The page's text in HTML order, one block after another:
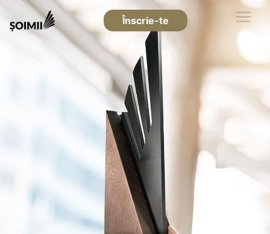
Înscrie-te